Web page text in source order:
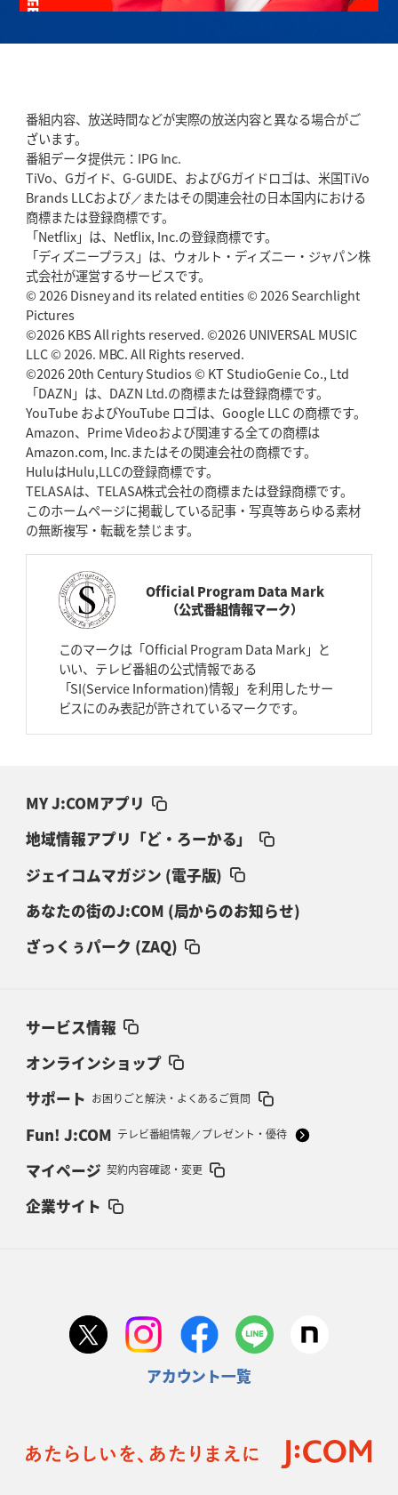
番組内容、放送時間などが実際の放送内容と異なる場合がご
ざいます。
番組データ提供元：IPG Inc.
TiVo、Gガイド、G-GUIDE、およびGガイドロゴは、米国TiVo
Brands LLCおよび／またはその関連会社の日本国内における
商標または登録商標です。
「Netflix」は、Netflix, Inc.の登録商標です。
「ディズニープラス」は、ウォルト・ディズニー・ジャパン株
式会社が運営するサービスです。
© 2026 Disney and its related entities © 2026 Searchlight
Pictures
©2026 KBS All rights reserved. ©2026 UNIVERSAL MUSIC
LLC © 2026. MBC. All Rights reserved.
©2026 20th Century Studios © KT StudioGenie Co., Ltd
「DAZN」は、DAZN Ltd.の商標または登録商標です。
YouTube およびYouTube ロゴは、Google LLC の商標です。
Amazon、Prime Videoおよび関連する全ての商標は
Amazon.com, Inc.またはその関連会社の商標です。
HuluはHulu,LLCの登録商標です。
TELASAは、TELASA株式会社の商標または登録商標です。
このホームページに掲載している記事・写真等あらゆる素材
の無断複写・転載を禁じます。
Official Program Data Mark
（公式番組情報マーク）
このマークは「Official Program Data Mark」と
いい、テレビ番組の公式情報である
「SI(Service Information)情報」を利用したサー
ビスにのみ表記が許されているマークです。
MY J:COMアプリ
地域情報アプリ「ど・ろーかる」
ジェイコムマガジン (電子版)
あなたの街のJ:COM (局からのお知らせ)
ざっくぅパーク (ZAQ)
サービス情報
オンラインショップ
サポート お困りごと解決・よくあるご質問
Fun! J:COM テレビ番組情報／プレゼント・優待
マイページ 契約内容確認・変更
企業サイト
アカウント一覧